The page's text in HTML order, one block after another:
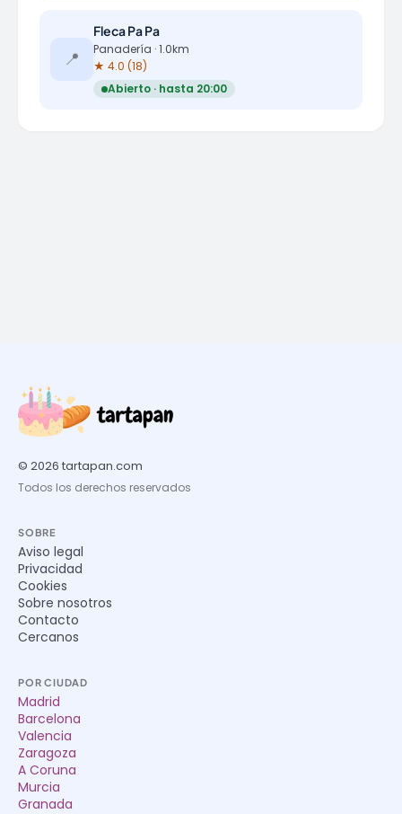
📍
Fleca Pa Pa
Panadería · 1.0km
★ 4.0 (18)
Abierto · hasta 20:00
© 2026 tartapan.com
Todos los derechos reservados
SOBRE
Aviso legal
Privacidad
Cookies
Sobre nosotros
Contacto
Cercanos
POR CIUDAD
Madrid
Barcelona
Valencia
Zaragoza
A Coruna
Murcia
Granada